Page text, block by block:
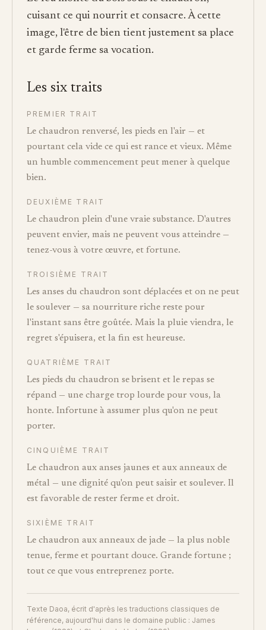
cuisant ce qui nourrit et consacre. À cette
image, l'être de bien tient justement sa place
et garde ferme sa vocation.
Les six traits
PREMIER TRAIT
Le chaudron renversé, les pieds en l'air — et
pourtant cela vide ce qui est rance et vieux. Même
un humble commencement peut mener à quelque
bien.
DEUXIÈME TRAIT
Le chaudron plein d'une vraie substance. D'autres
peuvent envier, mais ne peuvent vous atteindre —
tenez-vous à votre œuvre, et fortune.
TROISIÈME TRAIT
Les anses du chaudron sont déplacées et on ne peut
le soulever — sa nourriture riche reste pour
l'instant sans être goûtée. Mais la pluie viendra, le
regret s'épuisera, et la fin est heureuse.
QUATRIÈME TRAIT
Les pieds du chaudron se brisent et le repas se
répand — une charge trop lourde pour vous, la
honte. Infortune à assumer plus qu'on ne peut
porter.
CINQUIÈME TRAIT
Le chaudron aux anses jaunes et aux anneaux de
métal — une dignité qu'on peut saisir et soulever. Il
est favorable de rester ferme et droit.
SIXIÈME TRAIT
Le chaudron aux anneaux de jade — la plus noble
tenue, ferme et pourtant douce. Grande fortune ;
tout ce que vous entreprenez porte.
Texte Daoa, écrit d'après les traductions classiques de
référence, aujourd'hui dans le domaine public : James